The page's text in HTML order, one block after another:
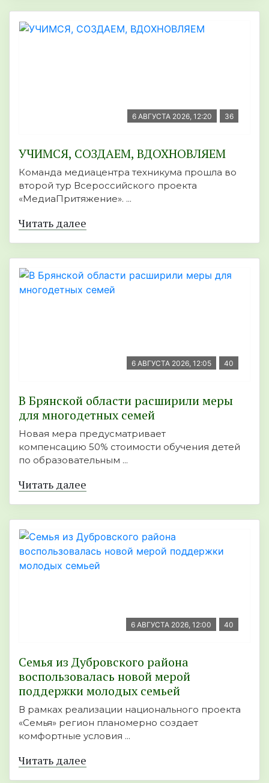
6 АВГУСТА 2026, 12:20 36
УЧИМСЯ, СОЗДАЕМ, ВДОХНОВЛЯЕМ
Команда медиацентра техникума прошла во
второй тур Всероссийского проекта
«МедиаПритяжение». ...
Читать далее
6 АВГУСТА 2026, 12:05 40
В Брянской области расширили меры
для многодетных семей
Новая мера предусматривает
компенсацию 50% стоимости обучения детей
по образовательным ...
Читать далее
6 АВГУСТА 2026, 12:00 40
Семья из Дубровского района
воспользовалась новой мерой
поддержки молодых семьей
В рамках реализации национального проекта
«Семья» регион планомерно создает
комфортные условия ...
Читать далее